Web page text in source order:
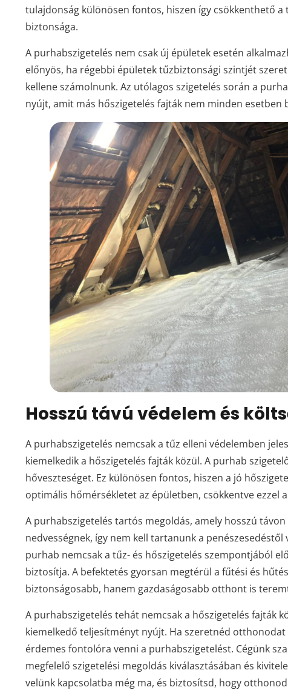
tulajdonság különösen fontos, hiszen így csökkenthető
biztonsága.
A purhabszigetelés nem csak új épületek esetén
előnyös, ha régebbi épületek tűzbiztonsági szintjét
kellene számolnunk. Az utólagos szigetelés során a
nyújt, amit más hőszigetelés fajták nem minden esetben
Hosszú távú védelem és
A purhabszigetelés nemcsak a tűz elleni védelemben
kiemelkedik a hőszigetelés fajták közül. A purhab
hőveszteséget. Ez különösen fontos, hiszen a jó
optimális hőmérsékletet az épületben, csökkentve ezzel
A purhabszigetelés tartós megoldás, amely hosszú
nedvességnek, így nem kell tartanunk a
purhab nemcsak a tűz- és hőszigetelés szempontjából
biztosítja. A befektetés gyorsan megtérül a fűtési és
biztonságosabb, hanem gazdaságosabb otthont is
A purhabszigetelés tehát nemcsak a hőszigetelés fajták
kiemelkedő teljesítményt nyújt. Ha szeretnéd
érdemes fontolóra venni a purhabszigetelést. Cégünk
megfelelő szigetelési megoldás kiválasztásában és
velünk kapcsolatba még ma, és biztosítsd, hogy